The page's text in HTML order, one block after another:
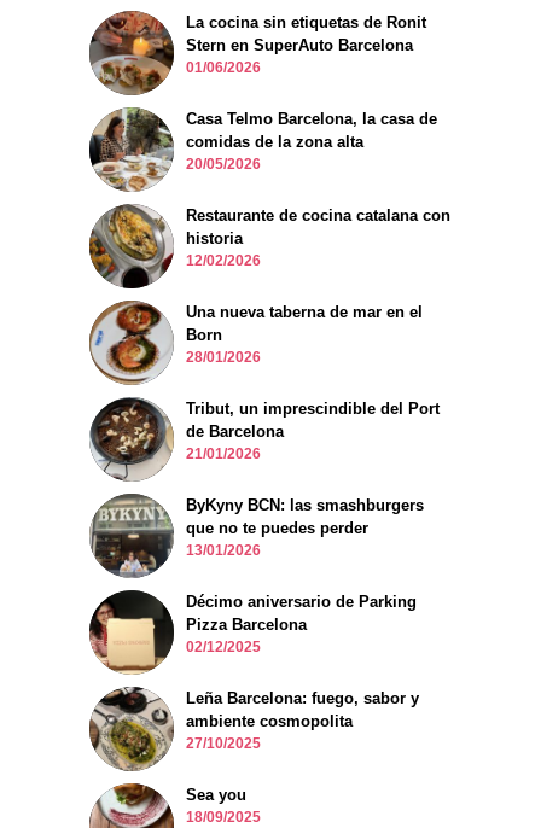
La cocina sin etiquetas de Ronit
Stern en SuperAuto Barcelona
01/06/2026
Casa Telmo Barcelona, la casa de
comidas de la zona alta
20/05/2026
Restaurante de cocina catalana con
historia
12/02/2026
Una nueva taberna de mar en el
Born
28/01/2026
Tribut, un imprescindible del Port
de Barcelona
21/01/2026
ByKyny BCN: las smashburgers
que no te puedes perder
13/01/2026
Décimo aniversario de Parking
Pizza Barcelona
02/12/2025
Leña Barcelona: fuego, sabor y
ambiente cosmopolita
27/10/2025
Sea you
18/09/2025